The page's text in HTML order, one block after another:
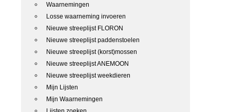
Waarnemingen
Losse waarneming invoeren
Nieuwe streeplijst FLORON
Nieuwe streeplijst paddenstoelen
Nieuwe streeplijst (korst)mossen
Nieuwe streeplijst ANEMOON
Nieuwe streeplijst weekdieren
Mijn Lijsten
Mijn Waarnemingen